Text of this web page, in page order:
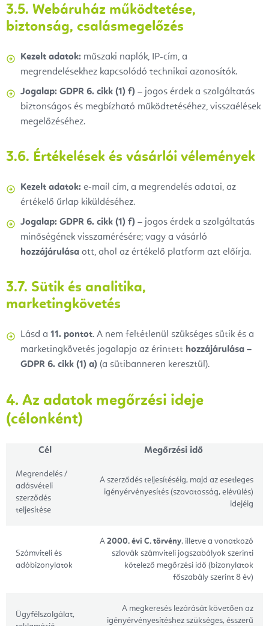
3.5. Webáruház működtetése,
biztonság, csalásmegelőzés
Kezelt adatok: műszaki naplók, IP-cím, a
megrendelésekhez kapcsolódó technikai azonosítók.
Jogalap: GDPR 6. cikk (1) f) – jogos érdek a szolgáltatás
biztonságos és megbízható működtetéséhez, visszaélések
megelőzéséhez.
3.6. Értékelések és vásárlói vélemények
Kezelt adatok: e-mail cím, a megrendelés adatai, az
értékelő űrlap kiküldéséhez.
Jogalap: GDPR 6. cikk (1) f) – jogos érdek a szolgáltatás
minőségének visszamérésére; vagy a vásárló
hozzájárulása ott, ahol az értékelő platform azt előírja.
3.7. Sütik és analitika,
marketingkövetés
Lásd a 11. pontot. A nem feltétlenül szükséges sütik és a
marketingkövetés jogalapja az érintett hozzájárulása –
GDPR 6. cikk (1) a) (a sütibanneren keresztül).
4. Az adatok megőrzési ideje
(célonként)
Cél Megőrzési idő
Megrendelés /
adásvételi
szerződés
teljesítése
A szerződés teljesítéséig, majd az esetleges
igényérvényesítés (szavatosság, elévülés)
idejéig
Számviteli és
adóbizonylatok
A 2000. évi C. törvény, illetve a vonatkozó
szlovák számviteli jogszabályok szerinti
kötelező megőrzési idő (bizonylatok
főszabály szerint 8 év)
Ügyfélszolgálat,
A megkeresés lezárását követően az
igényérvényesítéshez szükséges, ésszerű